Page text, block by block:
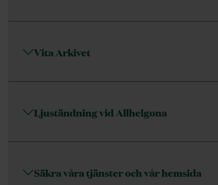
Vita Arkivet
Ljuständning vid Allhelgona
Säkra våra tjänster och vår hemsida